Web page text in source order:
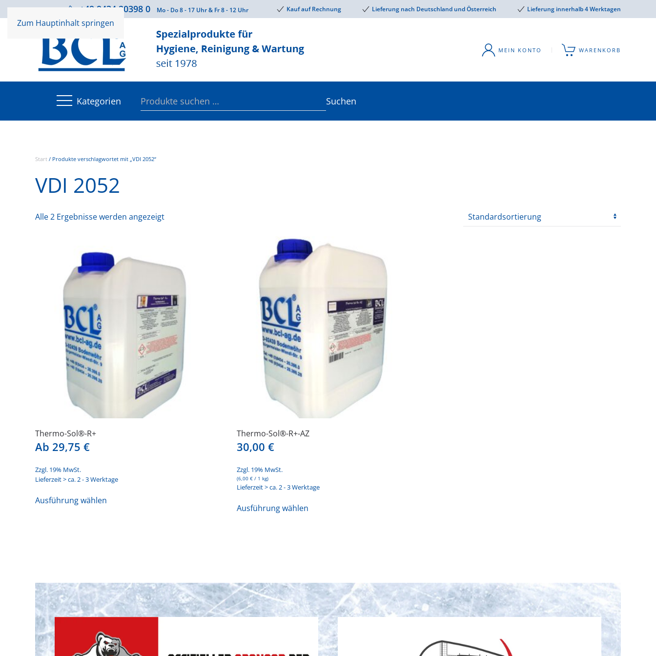
Zum Hauptinhalt springen
Beratung +49 9434 20398 0 Mo - Do 8 - 17 Uhr & Fr 8 - 12 Uhr Kauf auf Rechnung Lieferung nach Deutschland und Österreich Lieferung innerhalb 4 Werktagen
MEIN KONTO WARENKORB
Kategorien
Suchen
nach:
Suchen
Start / Produkte verschlagwortet mit „VDI 2052“
VDI 2052
Alle 2 Ergebnisse werden angezeigt
Thermo-Sol®-R+
Ab 29,75 €
Zzgl. 19% MwSt.
Lieferzeit > ca. 2 - 3 Werktage
Ausführung wählen
können
auf
der
gewählt
Thermo-Sol®-R+-AZ
30,00€
Zzgl. 19% MwSt.
(6,00€ / 1 kg)
Lieferzeit > ca. 2 - 3 Werktage
Ausführung wählen
Optionen
können
auf
der
Produktseite
gewählt